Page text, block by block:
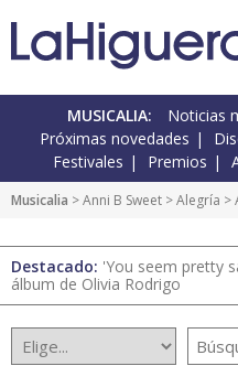
MUSICALIA: Noticias
Próximas novedades
Festivales
Premios
Musicalia >Anni B Sweet >Alegría >
Destacado: 'You seem pretty
álbum de Olivia Rodrigo